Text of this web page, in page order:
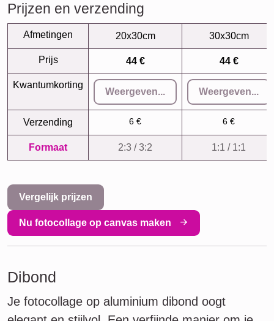
Prijzen en verzending
Afmetingen 20x30cm 30x30cm
Prijs 44 € 44 €
Kwantumkorting
Weergeven... Weergeven...
Verzending 6 € 6 €
Formaat 2:3 / 3:2 1:1 / 1:1
Vergelijk prijzen
Nu fotocollage op canvas maken
Dibond
Je fotocollage op aluminium dibond oogt